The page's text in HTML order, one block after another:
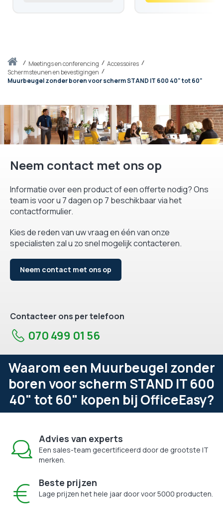
Thuismeetings en conferencing
Accessoires
Schermsteunen en bevestigingen
Muurbeugel zonder boren voor scherm STAND IT 600 40" tot 60"
Neem contact met ons op
Informatie over een product of een offerte nodig? Ons
team is voor u 7 dagen op 7 beschikbaar via het
contactformulier.
Kies de reden van uw vraag en één van onze
specialisten zal u zo snel mogelijk contacteren.
Neem contact met ons op
Contacteer ons per telefoon
070 499 01 56
Waarom een Muurbeugel zonder
boren voor scherm STAND IT 600
40" tot 60" kopen bij OfficeEasy?
Advies van experts
Een sales-team gecertificeerd door de grootste IT
merken.
Beste prijzen
Lage prijzen het hele jaar door voor 5000 producten.